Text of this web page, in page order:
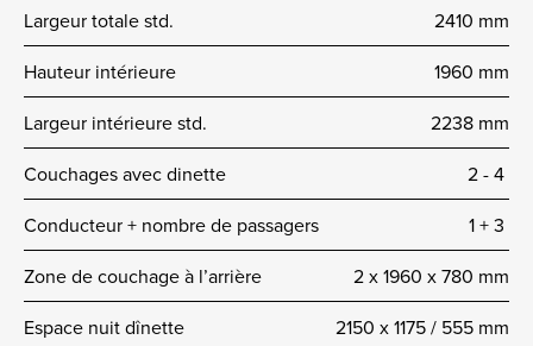
Largeur totale std.
2410 mm
Hauteur intérieure
1960 mm
Largeur intérieure std.
2238 mm
Couchages avec dinette
2 -­ 4
Conducteur + nombre de passagers
1 + 3
Zone de couchage à l’arrière
2 x 1960 x 780 mm
Espace nuit dînette
2150 x 1175 / 555 mm